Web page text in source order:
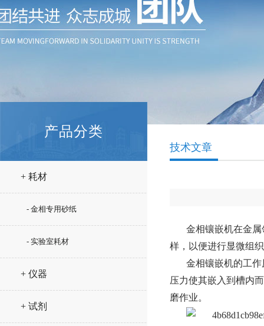
产品分类
+ 耗材
- 金相专用砂纸
- 实验室耗材
+ 仪器
+ 试剂
技术文章
金相镶嵌机在金
样，以便进行显微组
金相镶嵌机的工
压力使其嵌入到槽内
磨作业。